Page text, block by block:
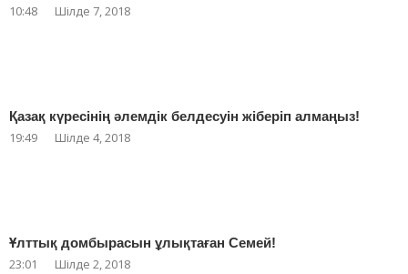
10:48 Шілде 7, 2018
Қазақ күресінің әлемдік белдесуін жіберіп алмаңыз!
19:49 Шілде 4, 2018
Ұлттық домбырасын ұлықтаған Семей!
23:01 Шілде 2, 2018